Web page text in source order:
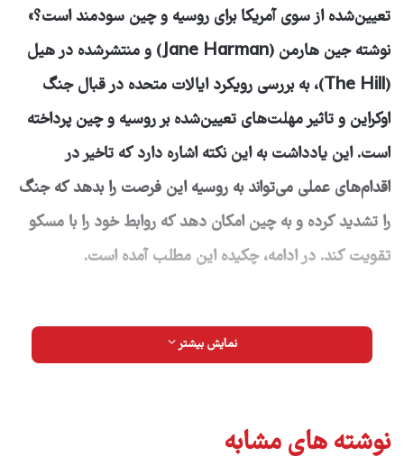
تعیین‌شده از سوی آمریکا برای روسیه و چین سودمند است؟»
نوشته‌ جین هارمن (Jane Harman) و منتشرشده در هیل
(The Hill)، به بررسی رویکرد ایالات متحده در قبال جنگ
اوکراین و تاثیر مهلت‌های تعیین‌شده بر روسیه و چین پرداخته
است. این یادداشت به این نکته اشاره دارد که تاخیر در
اقدام‌های عملی می‌تواند به روسیه این فرصت را بدهد که جنگ
را تشدید کرده و به چین امکان دهد که روابط خود را با مسکو
تقویت کند. در ادامه، چکیده این مطلب آمده است.
اعلام ترامپ مبنی بر کاهش زمان دستیابی به توافق آتش‌بس
میان ولادیمیر پوتین، رئیس‌جمهور روسیه و اوکراین در یک
وی است. این تغییر لحن که نشان‌دهنده نارضایتی فزاینده
وی از مسکو و آمادگی برای بیان صریح در مورد تشدید جنگ
نمایش بیشتر
نوشته های مشابه